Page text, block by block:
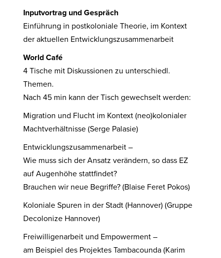
Inputvortrag und Gespräch
Einführung in postkoloniale Theorie, im Kontext
der aktuellen Entwicklungszusammenarbeit
World Café
4 Tische mit Diskussionen zu unterschiedl.
Themen.
Nach 45 min kann der Tisch gewechselt werden:
Migration und Flucht im Kontext (neo)kolonialer
Machtverhältnisse (Serge Palasie)
Entwicklungszusammenarbeit –
Wie muss sich der Ansatz verändern, so dass EZ
auf Augenhöhe stattfindet?
Brauchen wir neue Begriffe? (Blaise Feret Pokos)
Koloniale Spuren in der Stadt (Hannover) (Gruppe
Decolonize Hannover)
Freiwilligenarbeit und Empowerment –
am Beispiel des Projektes Tambacounda (Karim